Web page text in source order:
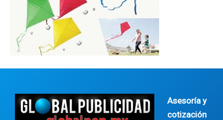
Asesoría y
cotización